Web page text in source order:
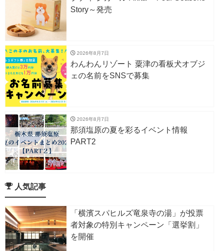
Story～発売
2026年8月7日
わんわんリゾート 粟津の看板犬オブジ
ェの名前をSNSで募集
2026年8月7日
那須塩原の夏を彩るイベント情報
PART2
人気記事
「横濱スパヒルズ竜泉寺の湯」が投票
者対象の特別キャンペーン「選挙割」
を開催